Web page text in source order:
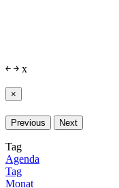
￩ ￫ x
×
Previous Next
Tag
Agenda
Tag
Monat